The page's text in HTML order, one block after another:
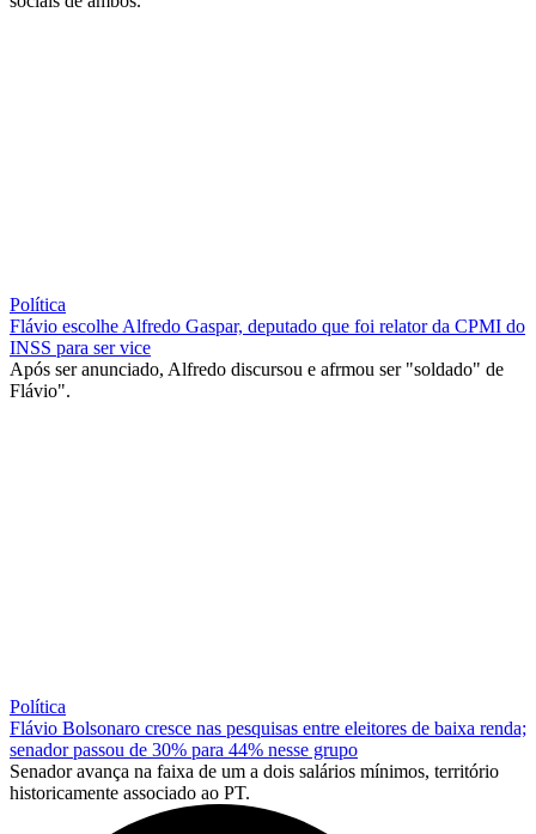
Política
Flávio escolhe Alfredo Gaspar, deputado que foi relator da CPMI do
INSS para ser vice
Após ser anunciado, Alfredo discursou e afrmou ser "soldado" de
Flávio".
Política
Flávio Bolsonaro cresce nas pesquisas entre eleitores de baixa renda;
senador passou de 30% para 44% nesse grupo
Senador avança na faixa de um a dois salários mínimos, território
historicamente associado ao PT.